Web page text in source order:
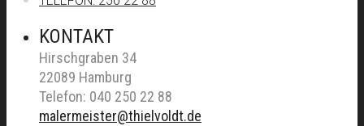
KONTAKT
Hirschgraben 34
22089 Hamburg
Telefon: 040 250 22 88
malermeister@thielvoldt.de